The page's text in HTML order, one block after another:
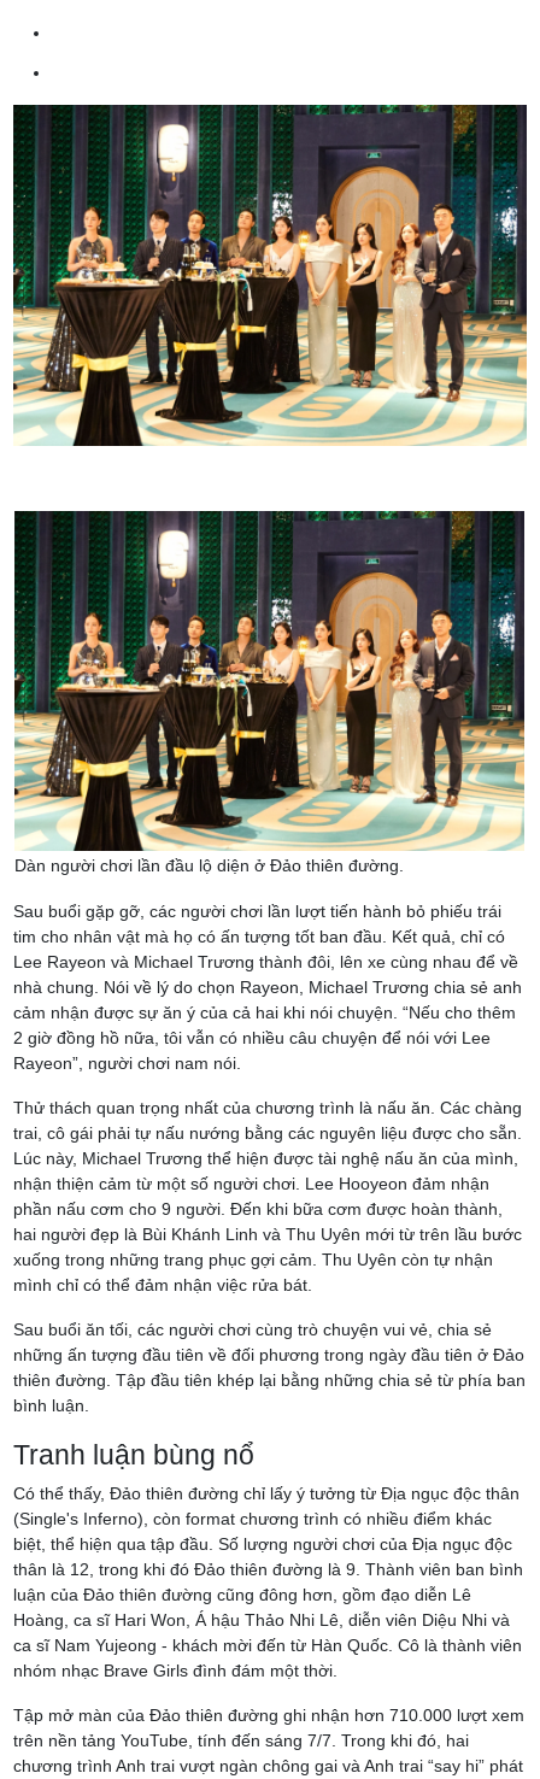
Dàn người chơi lần đầu lộ diện ở Đảo thiên đường.
Sau buổi gặp gỡ, các người chơi lần lượt tiến hành bỏ phiếu trái
tim cho nhân vật mà họ có ấn tượng tốt ban đầu. Kết quả, chỉ có
Lee Rayeon và Michael Trương thành đôi, lên xe cùng nhau để về
nhà chung. Nói về lý do chọn Rayeon, Michael Trương chia sẻ anh
cảm nhận được sự ăn ý của cả hai khi nói chuyện. “Nếu cho thêm
2 giờ đồng hồ nữa, tôi vẫn có nhiều câu chuyện để nói với Lee
Rayeon”, người chơi nam nói.
Thử thách quan trọng nhất của chương trình là nấu ăn. Các chàng
trai, cô gái phải tự nấu nướng bằng các nguyên liệu được cho sẵn.
Lúc này, Michael Trương thể hiện được tài nghệ nấu ăn của mình,
nhận thiện cảm từ một số người chơi. Lee Hooyeon đảm nhận
phần nấu cơm cho 9 người. Đến khi bữa cơm được hoàn thành,
hai người đẹp là Bùi Khánh Linh và Thu Uyên mới từ trên lầu bước
xuống trong những trang phục gợi cảm. Thu Uyên còn tự nhận
mình chỉ có thể đảm nhận việc rửa bát.
Sau buổi ăn tối, các người chơi cùng trò chuyện vui vẻ, chia sẻ
những ấn tượng đầu tiên về đối phương trong ngày đầu tiên ở Đảo
thiên đường. Tập đầu tiên khép lại bằng những chia sẻ từ phía ban
bình luận.
Tranh luận bùng nổ
Có thể thấy, Đảo thiên đường chỉ lấy ý tưởng từ Địa ngục độc thân
(Single's Inferno), còn format chương trình có nhiều điểm khác
biệt, thể hiện qua tập đầu. Số lượng người chơi của Địa ngục độc
thân là 12, trong khi đó Đảo thiên đường là 9. Thành viên ban bình
luận của Đảo thiên đường cũng đông hơn, gồm đạo diễn Lê
Hoàng, ca sĩ Hari Won, Á hậu Thảo Nhi Lê, diễn viên Diệu Nhi và
ca sĩ Nam Yujeong - khách mời đến từ Hàn Quốc. Cô là thành viên
nhóm nhạc Brave Girls đình đám một thời.
Tập mở màn của Đảo thiên đường ghi nhận hơn 710.000 lượt xem
trên nền tảng YouTube, tính đến sáng 7/7. Trong khi đó, hai
chương trình Anh trai vượt ngàn chông gai và Anh trai “say hi” phát